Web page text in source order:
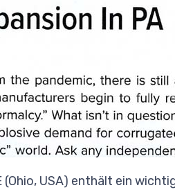
(Ohio, USA) enthält ein